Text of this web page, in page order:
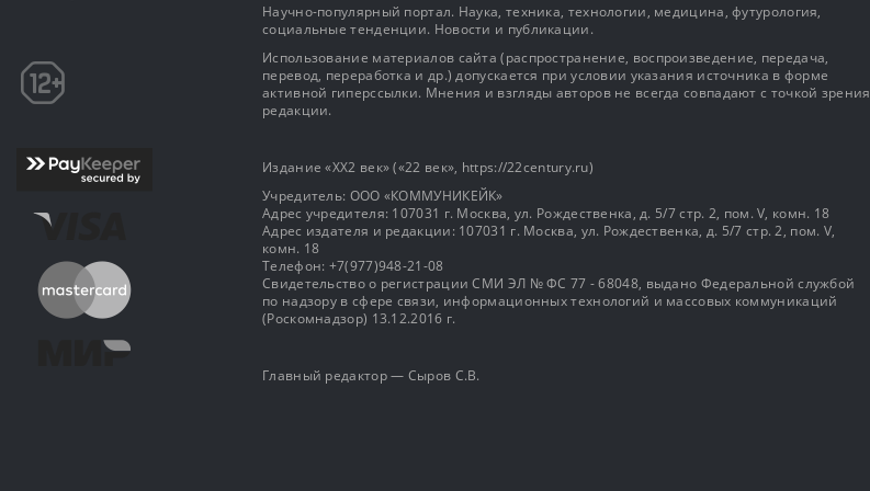
Научно-популярный портал. Наука, техника, технологии, медицина, футурология,
социальные тенденции. Новости и публикации.
Использование материалов сайта (распространение, воспроизведение, передача,
перевод, переработка и др.) допускается при условии указания источника в форме
активной гиперссылки. Мнения и взгляды авторов не всегда совпадают с точкой зрения
редакции.
Издание «XX2 век» («22 век», https://22century.ru)
Учредитель: OOO «КОММУНИКЕЙК»
Адрес учредителя: 107031 г. Москва, ул. Рождественка, д. 5/7 стр. 2, пом. V, комн. 18
Адрес издателя и редакции: 107031 г. Москва, ул. Рождественка, д. 5/7 стр. 2, пом. V,
комн. 18
Телефон: +7(977)948-21-08
Свидетельство о регистрации СМИ ЭЛ № ФС 77 - 68048, выдано Федеральной службой
по надзору в сфере связи, информационных технологий и массовых коммуникаций
(Роскомнадзор) 13.12.2016 г.
Главный редактор — Сыров С.В.